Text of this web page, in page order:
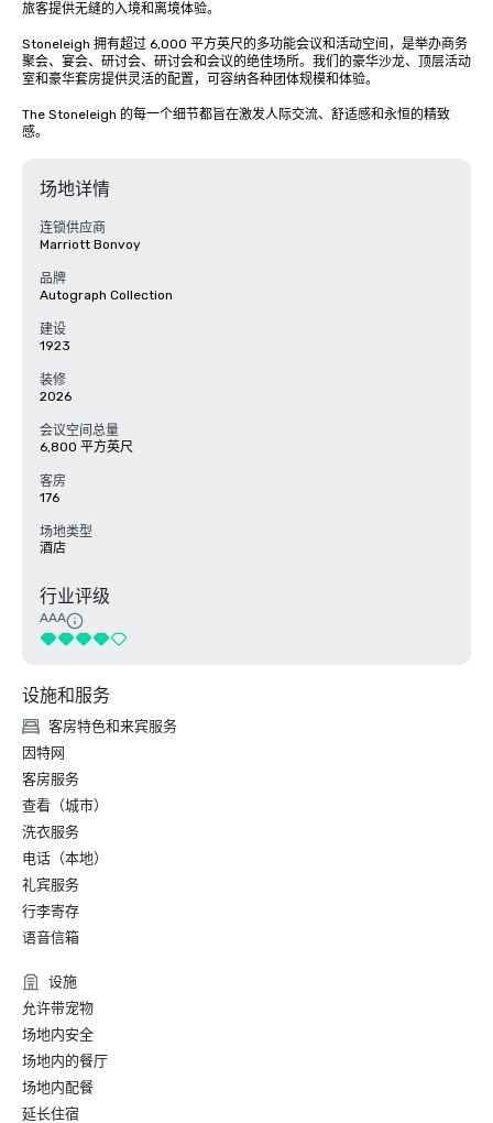
旅客提供无缝的入境和离境体验。
Stoneleigh 拥有超过 6,000 平方英尺的多功能会议和活动空间，是举办商务
聚会、宴会、研讨会、研讨会和会议的绝佳场所。我们的豪华沙龙、顶层活动
室和豪华套房提供灵活的配置，可容纳各种团体规模和体验。
The Stoneleigh 的每一个细节都旨在激发人际交流、舒适感和永恒的精致
感。
场地详情
连锁供应商
Marriott Bonvoy
品牌
Autograph Collection
建设
1923
装修
2026
会议空间总量
6,800 平方英尺
客房
176
场地类型
酒店
行业评级
AAA
设施和服务
客房特色和来宾服务
因特网
客房服务
查看（城市）
洗衣服务
电话（本地）
礼宾服务
行李寄存
语音信箱
设施
允许带宠物
场地内安全
场地内的餐厅
场地内配餐
延长住宿